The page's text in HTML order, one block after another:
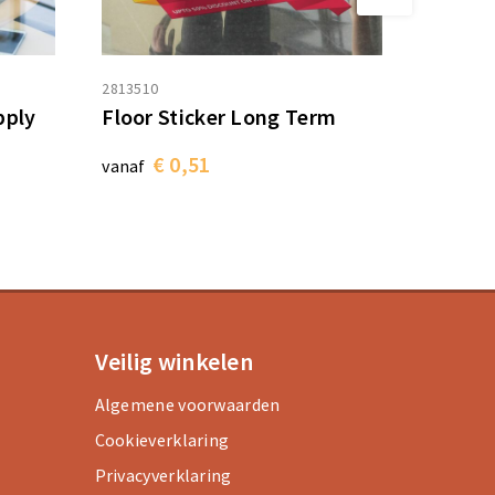
2813510
Floor Sticker Long Term
vanaf € 0,51
Veilig winkelen
Algemene voorwaarden
Cookieverklaring
Privacyverklaring